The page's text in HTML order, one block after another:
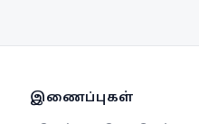
இணைப்புகள்